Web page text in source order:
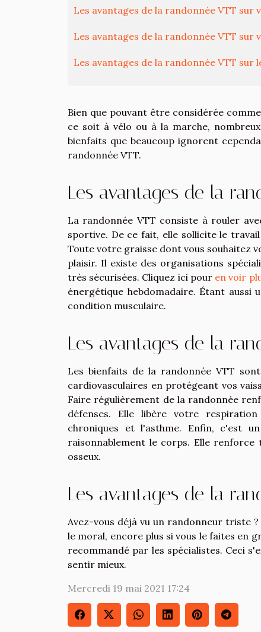
Les avantages de la randonnée VTT sur
Les avantages de la randonnée VTT sur
Les avantages de la randonnée VTT sur
Bien que pouvant être considérée
ce soit à vélo ou à la marche,
bienfaits que beaucoup ignorent
randonnée VTT.
Les avantages de la
La randonnée VTT consiste à rouler
sportive. De ce fait, elle sollicite le
Toute votre graisse dont vous souhaitez
plaisir. Il existe des organisations
très sécurisées. Cliquez ici pour en voir
énergétique hebdomadaire. Étant aussi
condition musculaire.
Les avantages de la
Les bienfaits de la randonnée VTT
cardiovasculaires en protégeant vos
Faire régulièrement de la randonnée
défenses. Elle libère votre
chroniques et l'asthme. Enfin, c'est
raisonnablement le corps. Elle
osseux.
Les avantages de la
Avez-vous déjà vu un randonneur triste
le moral, encore plus si vous le faites en
recommandé par les spécialistes. Ceci
sentir mieux.
Mercredi 19 mai 2021 17:24